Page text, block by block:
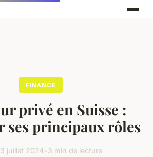
FINANCE
privé en Suisse :
ses principaux rôles
3 juillet 2024•3 min de lecture